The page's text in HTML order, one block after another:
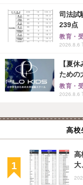
司法試
239点
教育・
2026.8.6
【夏
ための
教育・
2026.8.6
高校
高
大